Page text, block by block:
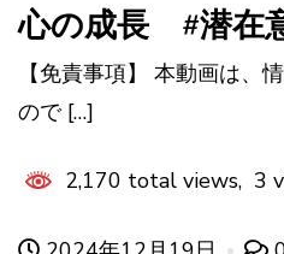
心の成長 #潜在
【免責事項】 本動画は、
ので […]
2,170 total views, 3